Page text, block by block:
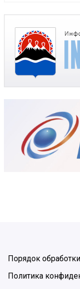
Порядок
Политика